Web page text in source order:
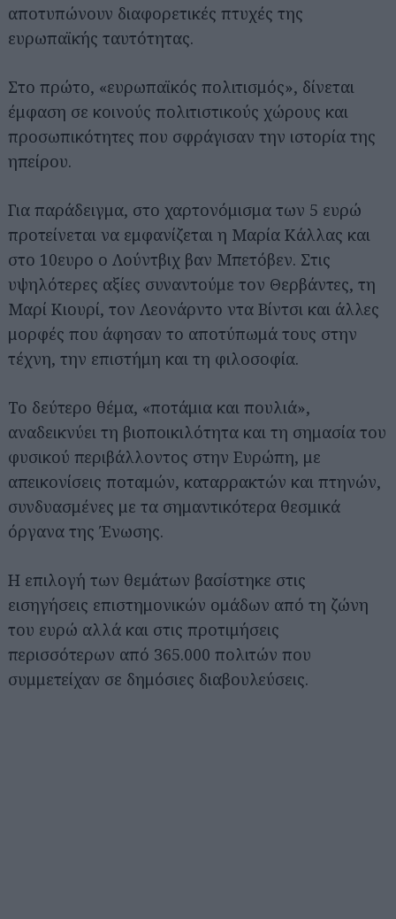
αποτυπώνουν διαφορετικές πτυχές της
ευρωπαϊκής ταυτότητας.
Στο πρώτο, «ευρωπαϊκός πολιτισμός», δίνεται
έμφαση σε κοινούς πολιτιστικούς χώρους και
προσωπικότητες που σφράγισαν την ιστορία της
ηπείρου.
Για παράδειγμα, στο χαρτονόμισμα των 5 ευρώ
προτείνεται να εμφανίζεται η Μαρία Κάλλας και
στο 10ευρο ο Λούντβιχ βαν Μπετόβεν. Στις
υψηλότερες αξίες συναντούμε τον Θερβάντες, τη
Μαρί Κιουρί, τον Λεονάρντο ντα Βίντσι και άλλες
μορφές που άφησαν το αποτύπωμά τους στην
τέχνη, την επιστήμη και τη φιλοσοφία.
Το δεύτερο θέμα, «ποτάμια και πουλιά»,
αναδεικνύει τη βιοποικιλότητα και τη σημασία του
φυσικού περιβάλλοντος στην Ευρώπη, με
απεικονίσεις ποταμών, καταρρακτών και πτηνών,
συνδυασμένες με τα σημαντικότερα θεσμικά
όργανα της Ένωσης.
Η επιλογή των θεμάτων βασίστηκε στις
εισηγήσεις επιστημονικών ομάδων από τη ζώνη
του ευρώ αλλά και στις προτιμήσεις
περισσότερων από 365.000 πολιτών που
συμμετείχαν σε δημόσιες διαβουλεύσεις.